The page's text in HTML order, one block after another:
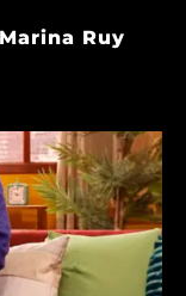
Ruy